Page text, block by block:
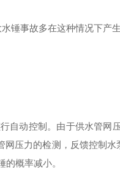
锤事故多在这种情况下产生
自动控制。由于供水管
压力的检测，反馈控制
概率减小。